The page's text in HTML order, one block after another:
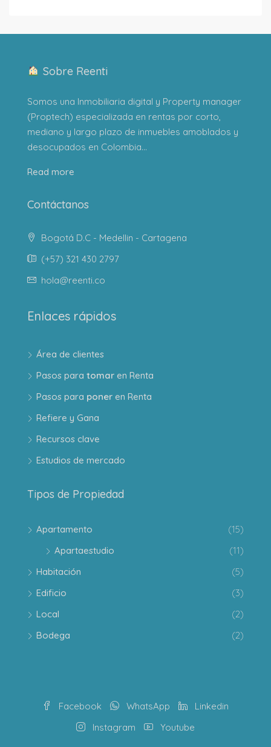
Sobre Reenti
Somos una Inmobiliaria digital y Property manager
(Proptech) especializada en rentas por corto,
mediano y largo plazo de inmuebles amoblados y
desocupados en Colombia...
Read more
Contáctanos
Bogotá D.C - Medellin - Cartagena
(+57) 321 430 2797
hola@reenti.co
Enlaces rápidos
Área de clientes
Pasos para tomar en Renta
Pasos para poner en Renta
Refiere y Gana
Recursos clave
Estudios de mercado
Tipos de Propiedad
Apartamento
(15)
Apartaestudio
(11)
Habitación
(5)
Edificio
(3)
Local
(2)
Bodega
(2)
Facebook WhatsApp
Linkedin
Instagram
Youtube